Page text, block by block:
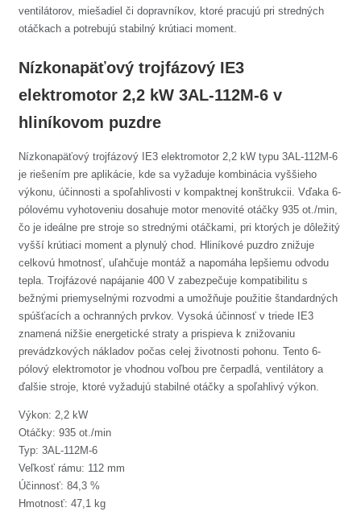
ventilátorov, miešadiel či dopravníkov, ktoré pracujú pri stredných
otáčkach a potrebujú stabilný krútiaci moment.
Nízkonapäťový trojfázový IE3
elektromotor 2,2 kW 3AL-112M-6 v
hliníkovom puzdre
Nízkonapäťový trojfázový IE3 elektromotor 2,2 kW typu 3AL-112M-6
je riešením pre aplikácie, kde sa vyžaduje kombinácia vyššieho
výkonu, účinnosti a spoľahlivosti v kompaktnej konštrukcii. Vďaka 6-
pólovému vyhotoveniu dosahuje motor menovité otáčky 935 ot./min,
čo je ideálne pre stroje so strednými otáčkami, pri ktorých je dôležitý
vyšší krútiaci moment a plynulý chod. Hliníkové puzdro znižuje
celkovú hmotnosť, uľahčuje montáž a napomáha lepšiemu odvodu
tepla. Trojfázové napájanie 400 V zabezpečuje kompatibilitu s
bežnými priemyselnými rozvodmi a umožňuje použitie štandardných
spúšťacích a ochranných prvkov. Vysoká účinnosť v triede IE3
znamená nižšie energetické straty a prispieva k znižovaniu
prevádzkových nákladov počas celej životnosti pohonu. Tento 6-
pólový elektromotor je vhodnou voľbou pre čerpadlá, ventilátory a
ďalšie stroje, ktoré vyžadujú stabilné otáčky a spoľahlivý výkon.
Výkon: 2,2 kW
Otáčky: 935 ot./min
Typ: 3AL-112M-6
Veľkosť rámu: 112 mm
Účinnosť: 84,3 %
Hmotnosť: 47,1 kg